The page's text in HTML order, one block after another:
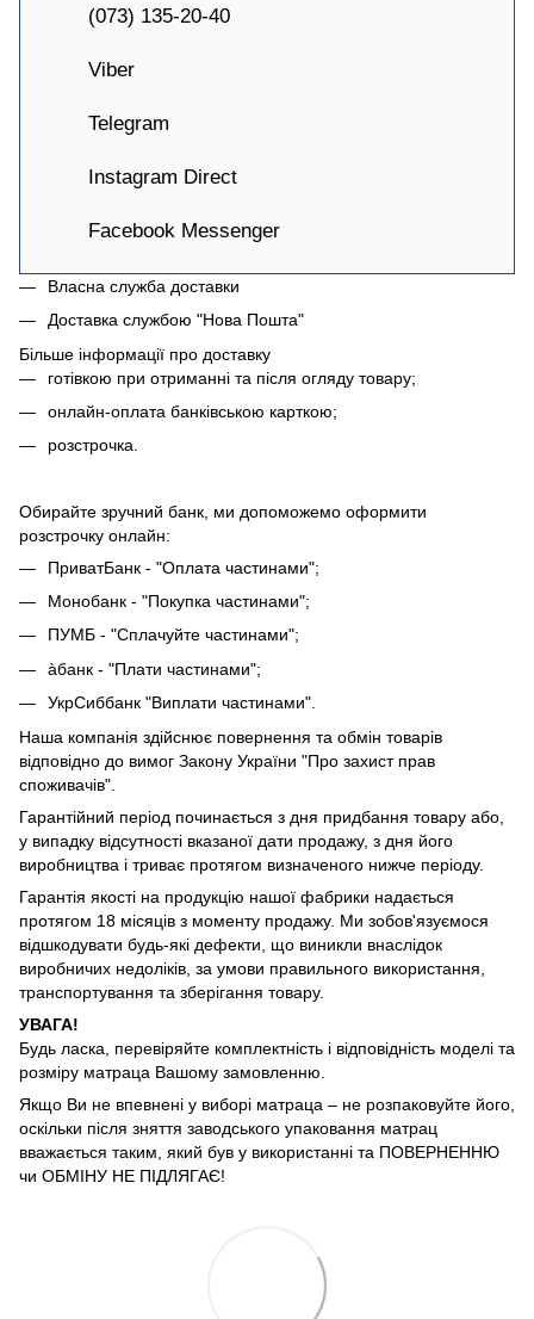
(073) 135-20-40
Viber
Telegram
Instagram Direct
Facebook Messenger
Власна служба доставки
Доставка службою "Нова Пошта"
Більше інформації про доставку
готівкою при отриманні та після огляду товару;
онлайн-оплата банківською карткою;
розстрочка.
Обирайте зручний банк, ми допоможемо оформити
розстрочку онлайн:
ПриватБанк - "Оплата частинами";
Монобанк - "Покупка частинами";
ПУМБ - "Сплачуйте частинами";
àбанк - "Плати частинами";
УкрСиббанк "Виплати частинами".
Наша компанія здійснює повернення та обмін товарів
відповідно до вимог Закону України "Про захист прав
споживачів".
Гарантійний період починається з дня придбання товару або,
у випадку відсутності вказаної дати продажу, з дня його
виробництва і триває протягом визначеного нижче періоду.
Гарантія якості на продукцію нашої фабрики надається
протягом 18 місяців з моменту продажу. Ми зобов'язуємося
відшкодувати будь-які дефекти, що виникли внаслідок
виробничих недоліків, за умови правильного використання,
транспортування та зберігання товару.
УВАГА!
Будь ласка, перевіряйте комплектність і відповідність моделі та
розміру матраца Вашому замовленню.
Якщо Ви не впевнені у виборі матраца – не розпаковуйте його,
оскільки після зняття заводського упаковання матрац
вважається таким, який був у використанні та ПОВЕРНЕННЮ
чи ОБМІНУ НЕ ПІДЛЯГАЄ!